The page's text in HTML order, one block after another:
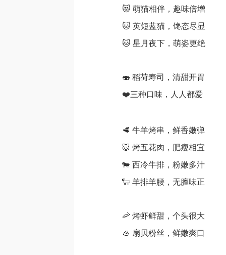
😻 萌猫相伴，趣味倍增
🐱 英短蓝猫，馋态尽显
🐱 星月夜下，萌姿更绝
🍣 稻荷寿司，清甜开胃
❤️三种口味，人人都爱
🥩 牛羊烤串，鲜香嫩弹
🐷 烤五花肉，肥瘦相宜
🐄 西冷牛排，粉嫩多汁
🐑 羊排羊腰，无膻味正
🦐 烤虾鲜甜，个头很大
🦪 扇贝粉丝，鲜嫩爽口